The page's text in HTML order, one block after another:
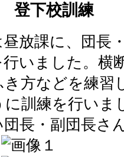
登下校訓練
放課に、団長
いました。横
方などを練習
に訓練を行いま
長・副団長さ